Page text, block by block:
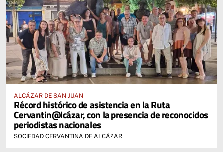
ALCÁZAR DE SAN JUAN
Récord histórico de asistencia en la Ruta
Cervantin@lcázar, con la presencia de reconocidos
periodistas nacionales
SOCIEDAD CERVANTINA DE ALCÁZAR